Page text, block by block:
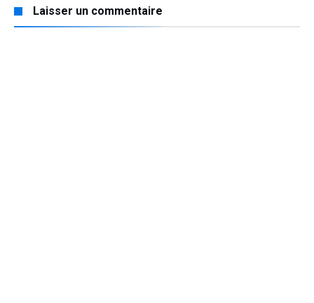
Laisser un commentaire